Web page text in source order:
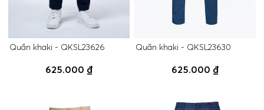
Quần khaki - QKSL23626
625.000 ₫
Quần khaki - QKSL23630
625.000 ₫